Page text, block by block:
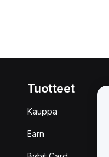
Tuotteet
Kauppa
Earn